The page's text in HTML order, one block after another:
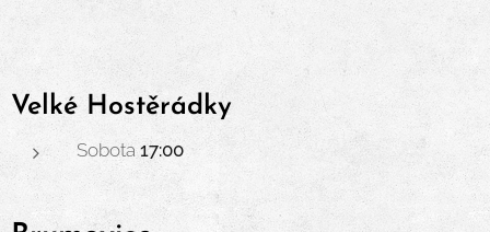
Velké Hostěrádky
Sobota 17:00